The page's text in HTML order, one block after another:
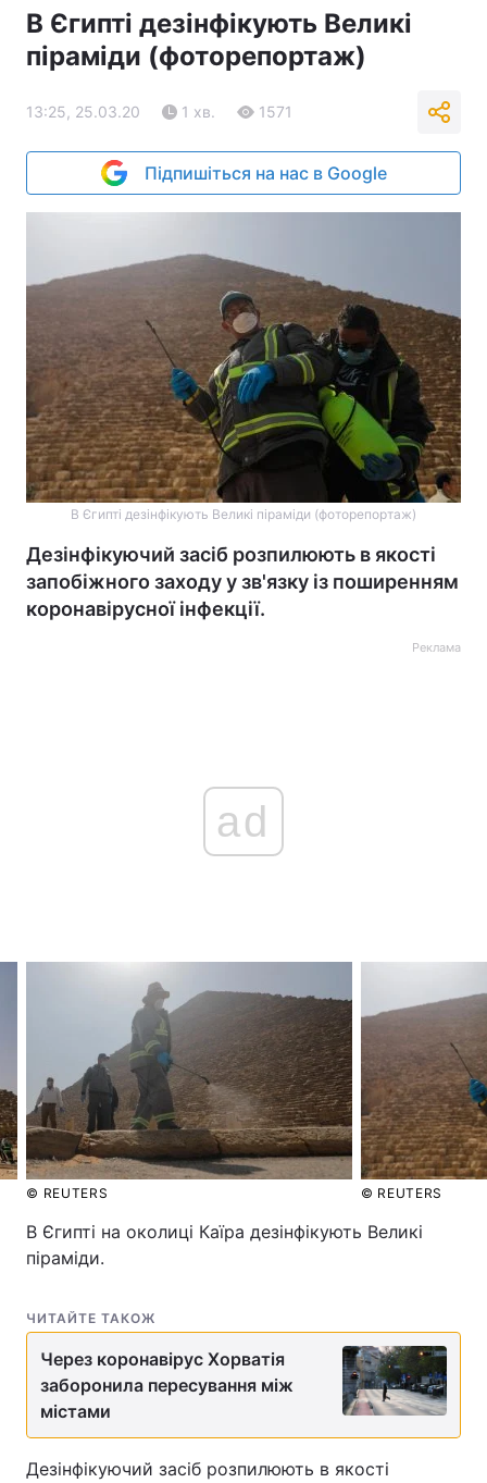
В Єгипті дезінфікують Великі
піраміди (фоторепортаж)
13:25, 25.03.20 1 хв. 1571
Підпишіться на нас в Google
В Єгипті дезінфікують Великі піраміди (фоторепортаж)
Дезінфікуючий засіб розпилюють в якості
запобіжного заходу у зв'язку із поширенням
коронавірусної інфекції.
Реклама
ad
© REUTERS © REUTERS
В Єгипті на околиці Каїра дезінфікують Великі
піраміди.
ЧИТАЙТЕ ТАКОЖ
Через коронавірус Хорватія
заборонила пересування між
містами
Дезінфікуючий засіб розпилюють в якості